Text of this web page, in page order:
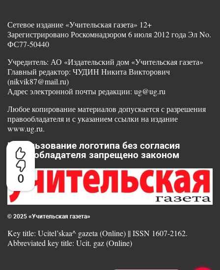
0
Сетевое издание «Учительская газета» 12+
Зарегистрировано Роскомнадзором 6 июля 2012 года Эл No.
ФС77-50440
Учредитель: АО «Издательский дом «Учительская газета»
Главный редактор: ЧУДИН Никита Викторович
(nikvik87@mail.ru)
Адрес электронной почты редакции: ug@ug.ru
Любое копирование материалов допускается с разрешения
правообладателя и с указанием ссылки на издание
www.ug.ru.
Использование логотипа без согласия
правообладателя запрещено законом
© 2025 «Учительская газета»
Key title: Ucitel’skaa^ gazeta (Online) || ISSN 1607-2162.
Abbreviated key title: Ucit. gaz (Online)